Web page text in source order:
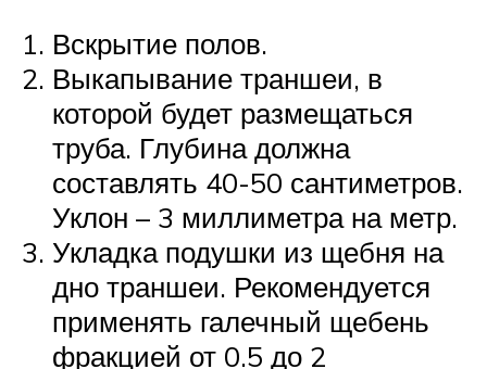
Вскрытие полов.
Выкапывание траншеи, в
которой будет размещаться
труба. Глубина должна
составлять 40-50 сантиметров.
Уклон – 3 миллиметра на метр.
Укладка подушки из щебня на
дно траншеи. Рекомендуется
применять галечный щебень
фракцией от 0.5 до 2